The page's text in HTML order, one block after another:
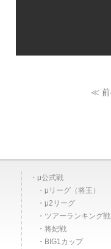
≪ 前
μ公式戦
μリーグ（将王）
μ2リーグ
ツアーランキング
将妃戦
BIG1カップ